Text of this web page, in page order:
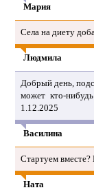
Мария
Села на диету
Людмила
Добрый день,
может кто-
1.12.2025
Василина
Стартуем вместе?
Ната